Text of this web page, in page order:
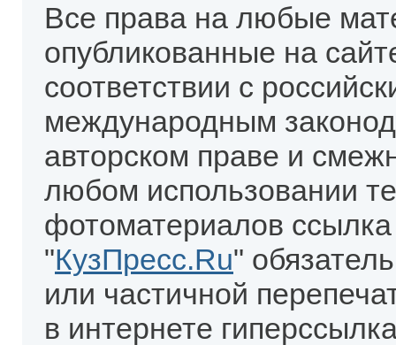
Все права на любые
опубликованные на
соответствии с
международным
авторском праве и
любом использовании
фотоматериалов
"КузПресс.Ru"
или частичной
в интернете